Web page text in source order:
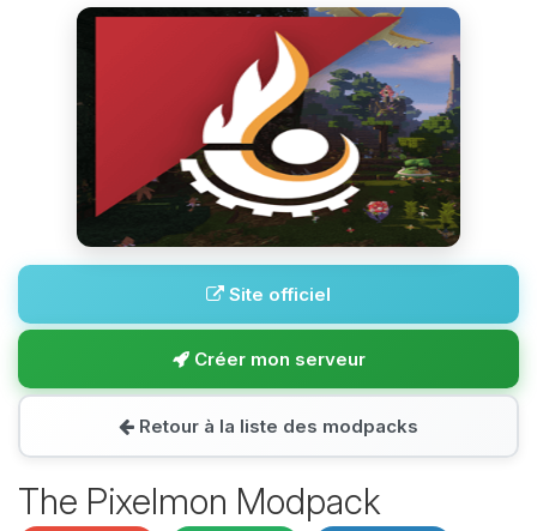
Site officiel
Créer mon serveur
Retour à la liste des modpacks
The Pixelmon Modpack